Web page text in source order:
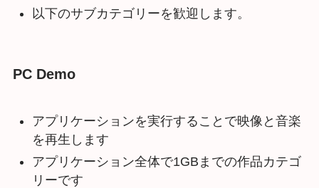
以下のサブカテゴリーを歓迎します。
PC Demo
アプリケーションを実行することで映像と音楽
を再生します
アプリケーション全体で1GBまでの作品カテゴ
リーです